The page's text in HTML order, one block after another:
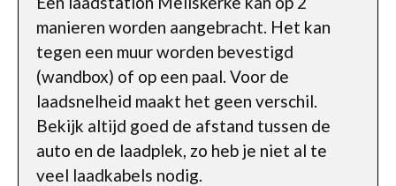
manieren worden aangebracht. Het kan
tegen een muur worden bevestigd
(wandbox) of op een paal. Voor de
laadsnelheid maakt het geen verschil.
Bekijk altijd goed de afstand tussen de
auto en de laadplek, zo heb je niet al te
veel laadkabels nodig.